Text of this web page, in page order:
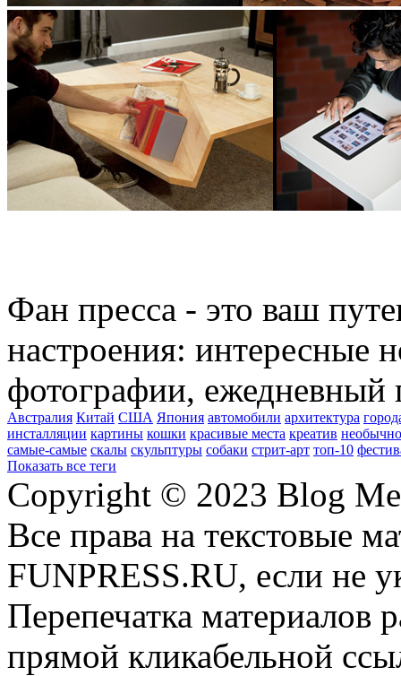
Фан пресса - это ваш
настроения: интересные
фотографии, ежедневный
Австралия Китай США Япония автомобили архитектура
инсталляции картины кошки красивые места креатив
самые-самые скалы скульптуры собаки стрит-арт топ-10
Показать все теги
Copyright © 2023 Blog
Все права на текстовые
FUNPRESS.RU, если не
Перепечатка материалов
прямой кликабельной